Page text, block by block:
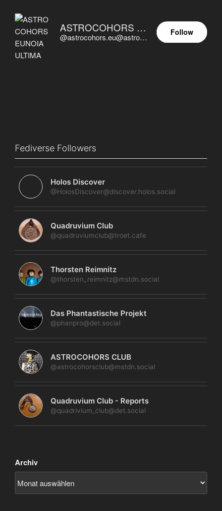
ASTROCOHORS EUNOIA ULTIMA
@astrocohors.eu@astrocohors.eu
Follow
Fediverse Followers
Holos Discover
@HolosDiscover@discover.holos.social
Quadruvium Club
@quadruviumclub@troet.cafe
Thorsten Reimnitz
@thorsten_reimnitz@mstdn.social
Das Phantastische Projekt
@phanpro@det.social
ASTROCOHORS CLUB
@astrocohorsclub@mstdn.social
Quadruvium Club - Reports
@quadrivium_club@det.social
Archiv